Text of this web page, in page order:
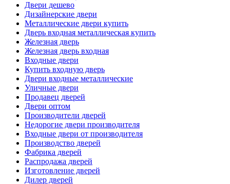
Двери дешево
Дизайнерские двери
Металлические двери купить
Дверь входная металлическая купить
Железная дверь
Железная дверь входная
Входные двери
Купить входную дверь
Двери входные металлические
Уличные двери
Продавец дверей
Двери оптом
Производители дверей
Недорогие двери производителя
Входные двери от производителя
Производство дверей
Фабрика дверей
Распродажа дверей
Изготовление дверей
Дилер дверей